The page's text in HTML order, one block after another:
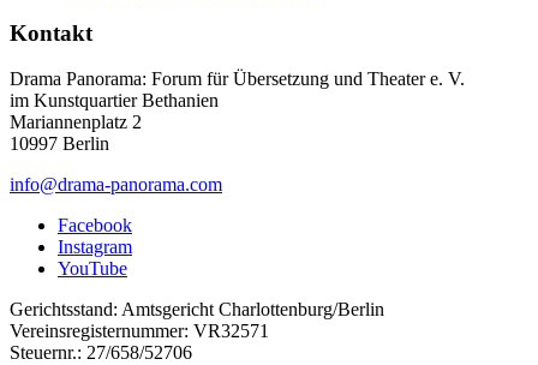
Kontakt
Drama Panorama: Forum für Übersetzung und Theater e. V.
im Kunstquartier Bethanien
Mariannenplatz 2
10997 Berlin
info@drama-panorama.com
Facebook
Instagram
YouTube
Gerichtsstand: Amtsgericht Charlottenburg/Berlin
Vereinsregisternummer: VR32571
Steuernr.: 27/658/52706